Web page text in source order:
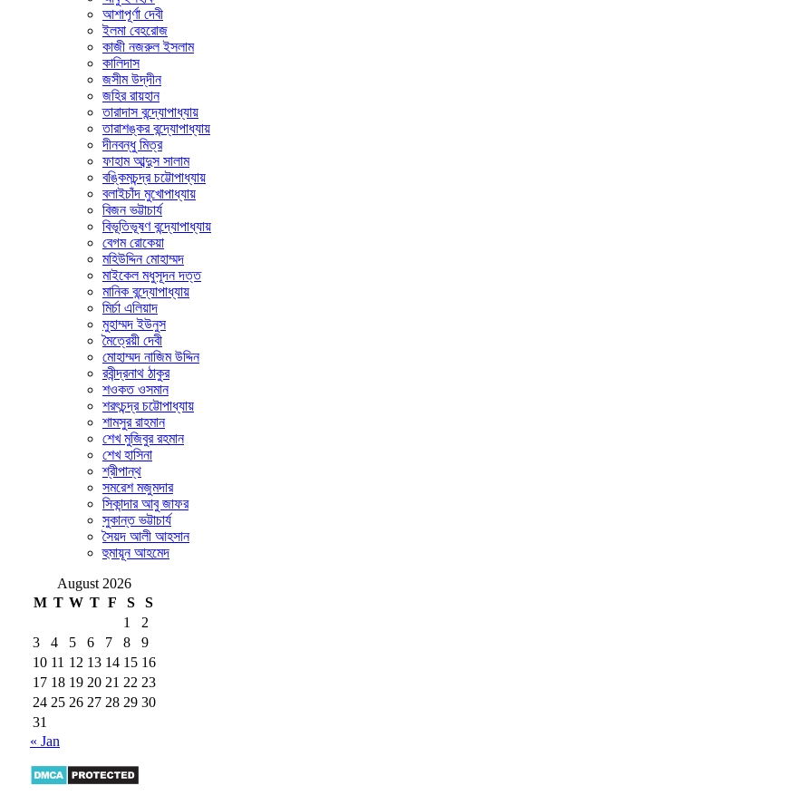
আশাপূর্ণা দেবী
ইলমা বেহরোজ
কাজী নজরুল ইসলাম
কালিদাস
জসীম উদ্‌দীন
জহির রায়হান
তারাদাস বন্দ্যোপাধ্যায়
তারাশঙ্কর বন্দ্যোপাধ্যায়
দীনবন্ধু মিত্র
ফাহাম আব্দুস সালাম
বঙ্কিমচন্দ্র চট্টোপাধ্যায়
বলাইচাঁদ মুখোপাধ্যায়
বিজন ভট্টাচার্য
বিভূতিভূষণ বন্দ্যোপাধ্যায়
বেগম রোকেয়া
মহিউদ্দিন মোহাম্মদ
মাইকেল মধুসূদন দত্ত
মানিক বন্দ্যোপাধ্যায়
মির্চা এলিয়াদ
মুহাম্মদ ইউনুস
মৈত্রেয়ী দেবী
মোহাম্মদ নাজিম উদ্দিন
রবীন্দ্রনাথ ঠাকুর
শওকত ওসমান
শরৎচন্দ্র চট্টোপাধ্যায়
শামসুর রাহমান
শেখ মুজিবুর রহমান
শেখ হাসিনা
শ্রীপান্থ
সমরেশ মজুমদার
সিকান্দার আবু জাফর
সুকান্ত ভট্টাচার্য
সৈয়দ আলী আহসান
হুমায়ূন আহমেদ
August 2026
M T W T F S
S
1
2
3
4 5 6 7 8
9
10 11 12 13 14 15 16
17 18 19 20 21 22 23
24 25 26 27 28 29 30
31
« Jan